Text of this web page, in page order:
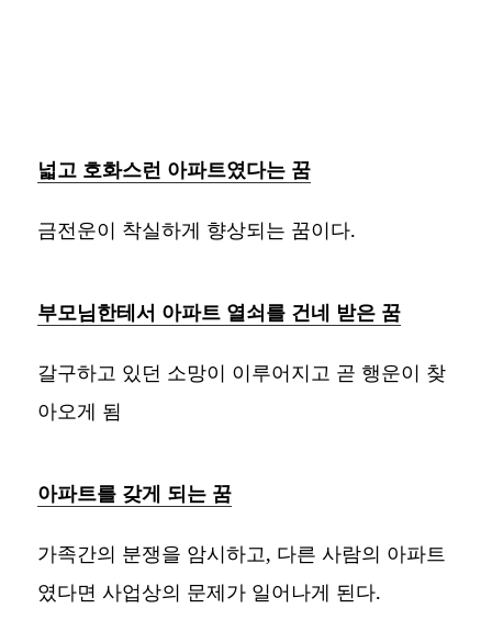
넓고 호화스런 아파트였다는 꿈
금전운이 착실하게 향상되는 꿈이다.
부모님한테서 아파트 열쇠를 건네 받은 꿈
갈구하고 있던 소망이 이루어지고 곧 행운이 찾
아오게 됨
아파트를 갖게 되는 꿈
가족간의 분쟁을 암시하고, 다른 사람의 아파트
였다면 사업상의 문제가 일어나게 된다.